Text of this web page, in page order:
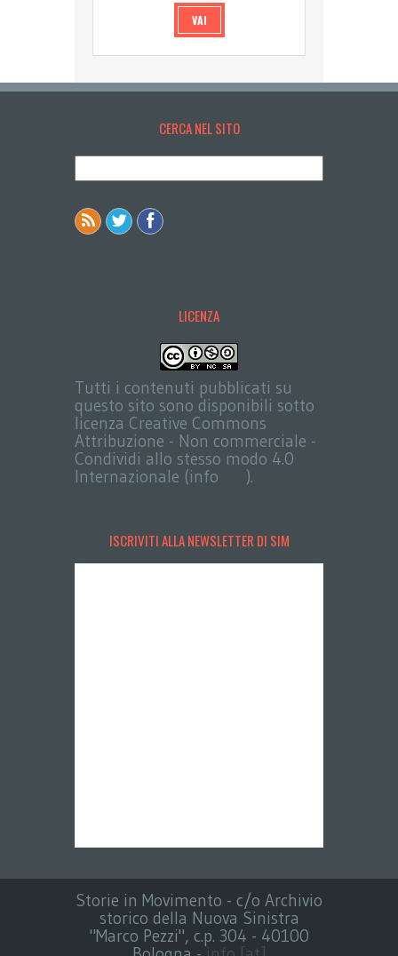
VAI
CERCA NEL SITO
LICENZA
Tutti i contenuti pubblicati su
questo sito sono disponibili sotto
licenza Creative Commons
Attribuzione - Non commerciale -
Condividi allo stesso modo 4.0
Internazionale (info
).
ISCRIVITI ALLA NEWSLETTER DI SIM
Storie in Movimento - c/o Archivio
storico della Nuova Sinistra
"Marco Pezzi", c.p. 304 - 40100